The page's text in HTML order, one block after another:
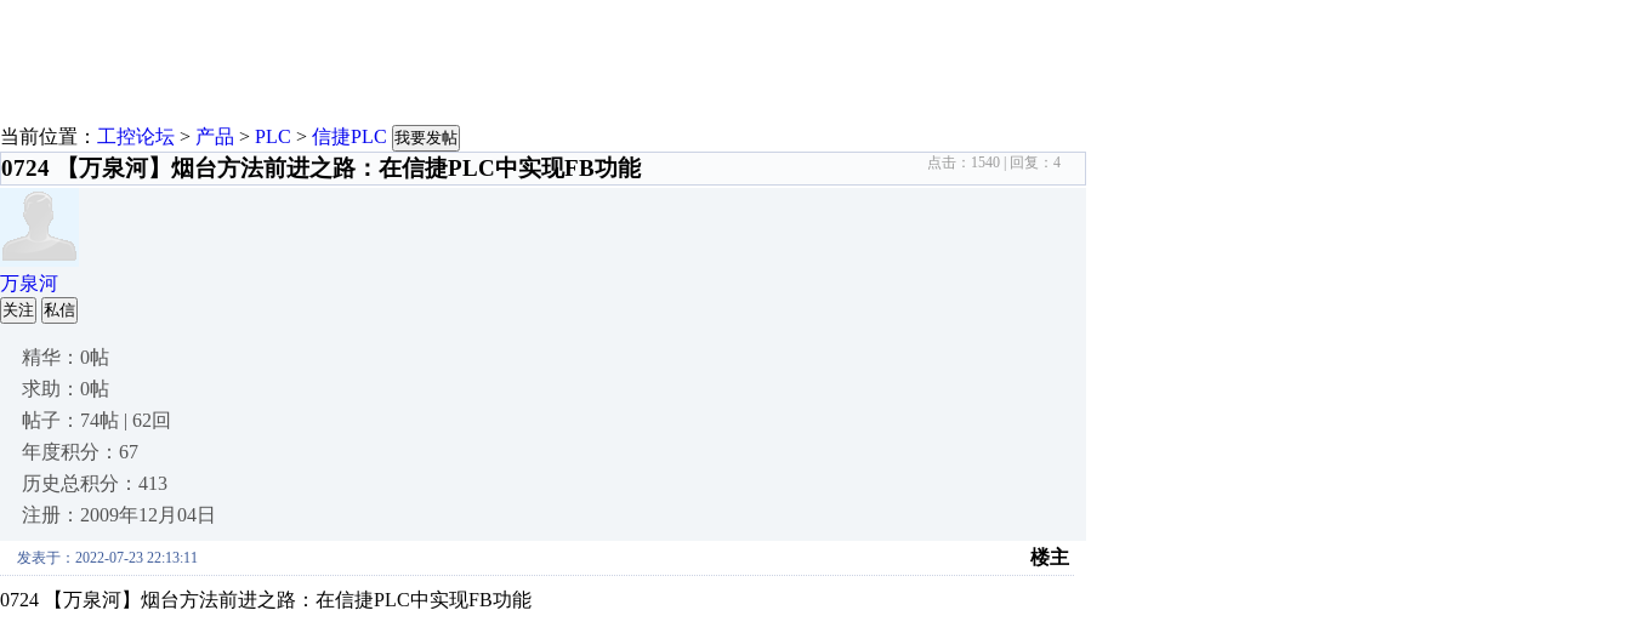
当前位置： 工控论坛 > 产品 > PLC > 信捷PLC 我要发帖
0724 【万泉河】烟台方法前进之路：在信捷PLC中实现FB功能 点击： 1540 | 回复： 4
万泉河
关注 私信
精华：0帖
求助：0帖
帖子：74帖 | 62回
年度积分：67
历史总积分：413
注册：2009年12月04日
发表于：2022-07-23 22:13:11 楼主
0724 【万泉河】烟台方法前进之路：在信捷PLC中实现FB功能